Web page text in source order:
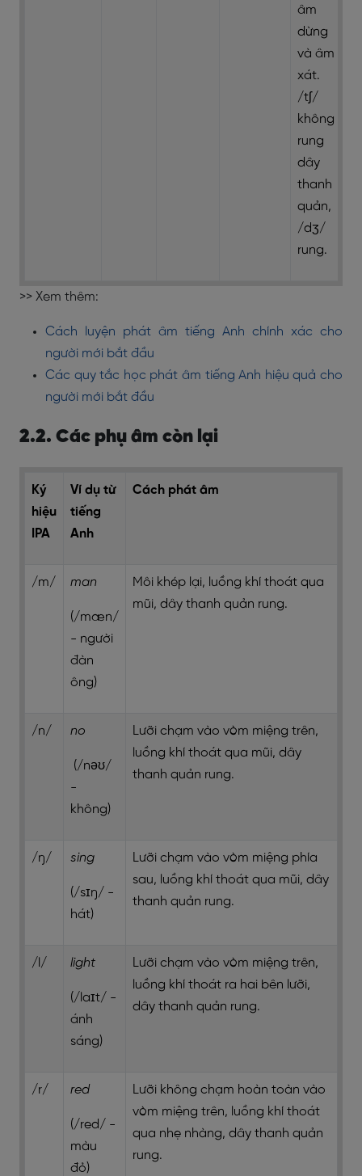
âm
dừng
và âm
xát.
/tʃ/
không
rung
dây
thanh
quản,
/dʒ/
rung.
>> Xem thêm:
Cách luyện phát âm tiếng Anh chính xác cho
người mới bắt đầu
Các quy tắc học phát âm tiếng Anh hiệu quả cho
người mới bắt đầu
2.2. Các phụ âm còn lại
Ký
hiệu
IPA
Ví dụ từ
tiếng
Anh
Cách phát âm
/m/ man
(/mæn/
- người
đàn
ông)
Môi khép lại, luồng khí thoát qua
mũi, dây thanh quản rung.
/n/ no
(/nəʊ/
-
không)
Lưỡi chạm vào vòm miệng trên,
luồng khí thoát qua mũi, dây
thanh quản rung.
/ŋ/ sing
(/sɪŋ/ -
hát)
Lưỡi chạm vào vòm miệng phía
sau, luồng khí thoát qua mũi, dây
thanh quản rung.
/l/ light
(/laɪt/ -
ánh
sáng)
Lưỡi chạm vào vòm miệng trên,
luồng khí thoát ra hai bên lưỡi,
dây thanh quản rung.
/r/ red
(/red/ -
màu
đỏ)
Lưỡi không chạm hoàn toàn vào
vòm miệng trên, luồng khí thoát
qua nhẹ nhàng, dây thanh quản
rung.